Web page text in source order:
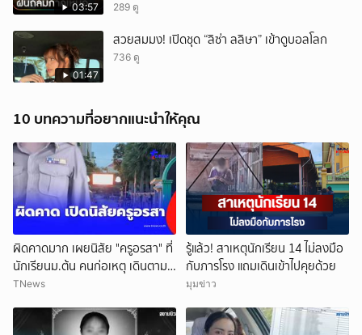
03:57 289 ดู
01:47
สวยสมมง! เปิดชุด “ลิซ่า ลลิษา” เข้าดูบอลโลก
736 ดู
10 บทความที่อยากแนะนำให้คุณ
ผิดคาดมาก เผยนิสัย "ครูอรสา" ที่
นักเรียนม.ต้น คนก่อเหตุ เดินตาม
หา
TNews
รู้แล้ว! สาเหตุนักเรียน 14 ไม่ลงมือ
กับภารโรง แถมเดินเข้าไปคุยด้วย
มุมข่าว